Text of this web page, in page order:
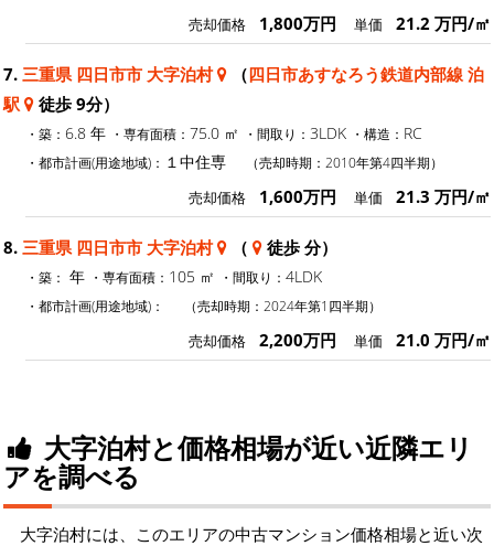
売却価格 1,800万円 単価 21.2 万円/㎡
7. 三重県 四日市市 大字泊村 （四日市あすなろう鉄道内部線 泊
駅
徒歩 9分）
・築： 6.8 年 ・専有面積： 75.0 ㎡ ・間取り： 3LDK ・構造： RC
・都市計画(用途地域)： １中住専 （売却時期：2010年第4四半期）
売却価格 1,600万円 単価 21.3 万円/㎡
8. 三重県 四日市市 大字泊村 （ 徒歩 分）
・築： 年 ・専有面積： 105 ㎡ ・間取り： 4LDK
・都市計画(用途地域)： （売却時期：2024年第1四半期）
売却価格 2,200万円 単価 21.0 万円/㎡
大字泊村と価格相場が近い近隣エリ
アを調べる
大字泊村には、このエリアの中古マンション価格相場と近い次